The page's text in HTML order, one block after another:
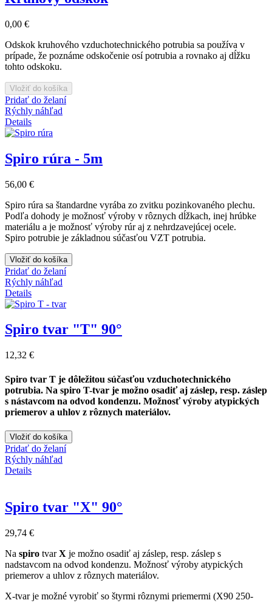
0,00 €
Odskok kruhového vzduchotechnického potrubia sa používa v
prípade, že poznáme odskočenie osí potrubia a rovnako aj dĺžku
tohto odskoku.
Vložiť do košíka
Pridať do želaní
Rýchly náhľad
Details
Spiro rúra - 5m
56,00 €
Spiro rúra sa štandardne vyrába zo zvitku pozinkovaného plechu.
Podľa dohody je možnosť výroby v rôznych dĺžkach, inej hrúbke
materiálu a je možnosť výroby rúr aj z nehrdzavejúcej ocele.
Spiro potrubie je základnou súčasťou VZT potrubia.
Vložiť do košíka
Pridať do želaní
Rýchly náhľad
Details
Spiro tvar "T" 90°
12,32 €
Spiro tvar T je dôležitou súčasťou vzduchotechnického
potrubia. Na spiro T-tvar je možno osadiť aj záslep, resp. záslep
s nástavcom na odvod kondenzu. Možnosť výroby atypických
priemerov a uhlov z rôznych materiálov.
Vložiť do košíka
Pridať do želaní
Rýchly náhľad
Details
Spiro tvar "X" 90°
29,74 €
Na spiro tvarX je možno osadiť aj záslep, resp. záslep s
nadstavcom na odvod kondenzu. Možnosť výroby atypických
priemerov a uhlov z rôznych materiálov.
X-tvar je možné vyrobiť so štyrmi rôznymi priemermi (X90 250-